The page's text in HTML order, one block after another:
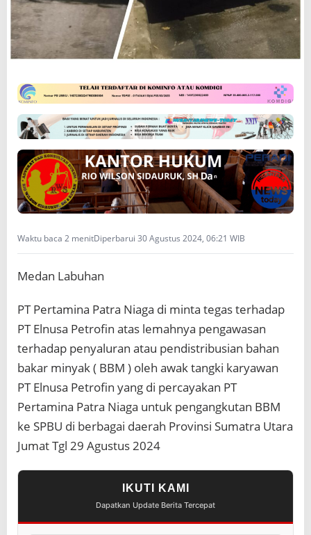
e
a
T
e
b
i
g
t
i
n
g
i
y
n
i
j
d
i
k
a
n
t
m
e
Waktu baca 2 menitDiperbarui 30 Agustus 2024, 06:21 WIB
Medan Labuhan
PT Pertamina Patra Niaga di minta tegas terhadap
PT Elnusa Petrofin atas lemahnya pengawasan
terhadap penyaluran atau pendistribusian bahan
bakar minyak ( BBM ) oleh awak tangki karyawan
PT Elnusa Petrofin yang di percayakan PT
Pertamina Patra Niaga untuk pengangkutan BBM
ke SPBU di berbagai daerah Provinsi Sumatra Utara
Jumat Tgl 29 Agustus 2024
IKUTI KAMI
Dapatkan Update Berita Tercepat